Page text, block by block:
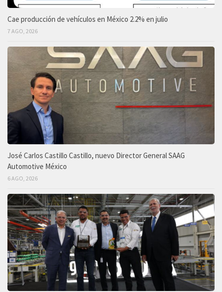
Cae producción de vehículos en México 2.2% en julio
7 AGO, 2026
José Carlos Castillo Castillo, nuevo Director General SAAG
Automotive México
6 AGO, 2026